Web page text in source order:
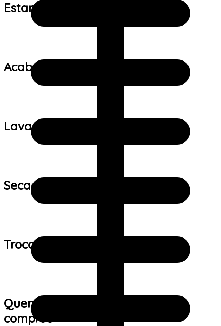
Estampa:
Acabamento:
Lavagem:
Secagem:
Trocas e devoluções:
Quem viu este produto também
comprou